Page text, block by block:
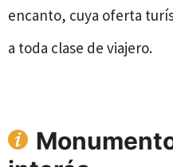
encanto, cuya oferta
a toda clase de viajero.